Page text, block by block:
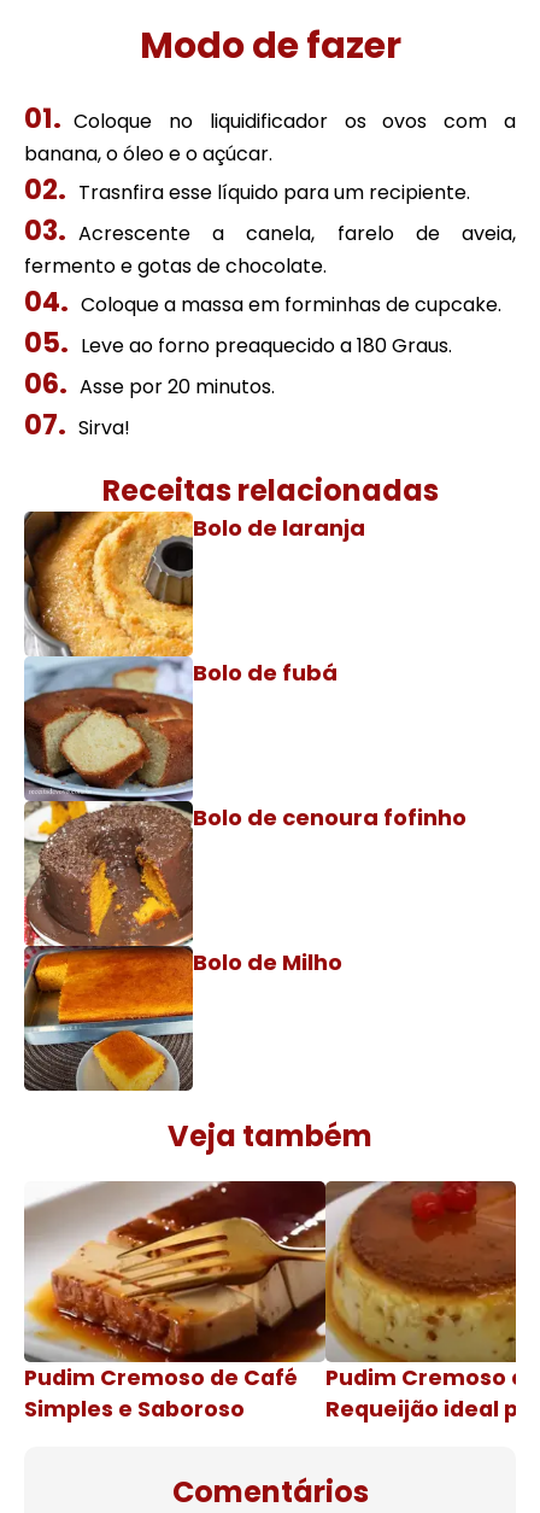
Modo de fazer
Coloque no liquidificador os ovos com a
banana, o óleo e o açúcar.
Trasnfira esse líquido para um recipiente.
Acrescente a canela, farelo de aveia,
fermento e gotas de chocolate.
Coloque a massa em forminhas de cupcake.
Leve ao forno preaquecido a 180 Graus.
Asse por 20 minutos.
Sirva!
Receitas relacionadas
Bolo de laranja
Bolo de fubá
Bolo de cenoura fofinho
Bolo de Milho
Veja também
Pudim Cremoso de Café
Simples e Saboroso
Pudim Cremoso
Requeijão ideal
Comentários